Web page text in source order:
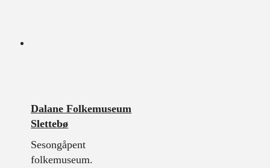
Dalane Folkemuseum
Slettebø
Sesongåpent
folkemuseum.